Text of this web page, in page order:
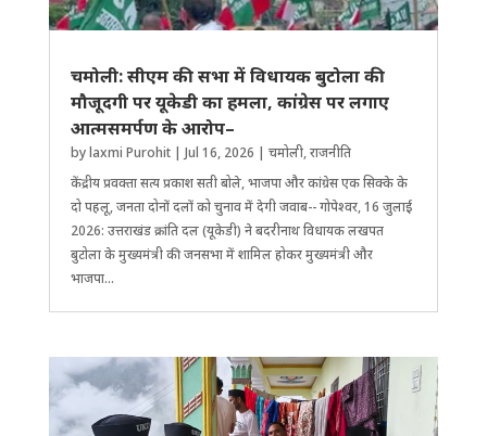
चमोली: सीएम की सभा में विधायक बुटोला की
मौजूदगी पर यूकेडी का हमला, कांग्रेस पर लगाए
आत्मसमर्पण के आरोप–
bylaxmi Purohit| Jul 16, 2026 | चमोली,राजनीति
केंद्रीय प्रवक्ता सत्य प्रकाश सती बोले, भाजपा और कांग्रेस एक सिक्के के
दो पहलू, जनता दोनों दलों को चुनाव में देगी जवाब-- गोपेश्वर, 16 जुलाई
2026: उत्तराखंड क्रांति दल (यूकेडी) ने बदरीनाथ विधायक लखपत
बुटोला के मुख्यमंत्री की जनसभा में शामिल होकर मुख्यमंत्री और
भाजपा...